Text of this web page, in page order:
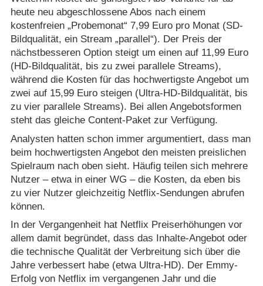
heute neu abgeschlossene Abos nach einem
kostenfreien „Probemonat“ 7,99 Euro pro Monat (SD-
Bildqualität, ein Stream „parallel“). Der Preis der
nächstbesseren Option steigt um einen auf 11,99 Euro
(HD-Bildqualität, bis zu zwei parallele Streams),
während die Kosten für das hochwertigste Angebot um
zwei auf 15,99 Euro steigen (Ultra-HD-Bildqualität, bis
zu vier parallele Streams). Bei allen Angebotsformen
steht das gleiche Content-Paket zur Verfügung.
Analysten hatten schon immer argumentiert, dass man
beim hochwertigsten Angebot den meisten preislichen
Spielraum nach oben sieht. Häufig teilen sich mehrere
Nutzer – etwa in einer WG – die Kosten, da eben bis
zu vier Nutzer gleichzeitig Netflix-Sendungen abrufen
können.
In der Vergangenheit hat Netflix Preiserhöhungen vor
allem damit begründet, dass das Inhalte-Angebot oder
die technische Qualität der Verbreitung sich über die
Jahre verbessert habe (etwa Ultra-HD). Der Emmy-
Erfolg von Netflix im vergangenen Jahr und die